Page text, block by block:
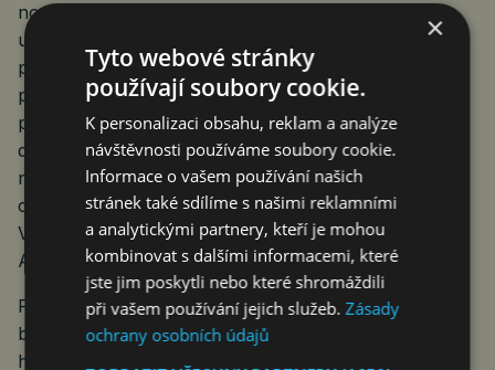
nové, neotřelé způsoby sebeprezentace a chtějí
udělat skvělý první dojem. Zatímco v online
prezentacích jsou si sebou jistí, během osobních
pohovorů se často setkáváme s tím, že se neumějí
prodat. Přestože jsou ochotní pracovat v týmu,
dokonce mají velkou potřebu osobního kontaktu,
neumějí mezi sebou komunikovat. Než by za kolegou
osobně šli, raději mu napíší zprávu,“ všímá si Marcela
Vyskoková, marketingová manažerka agentury
Advantage Consulting.
Předtím, než se o práci začnou ucházet, si svého
budoucího zaměstnavatele nejprve prolustrují. „Při
hledání nové práce jsou velmi ovlivněni online
×
Tyto webové stránky
používají soubory cookie.
K personalizaci obsahu, reklam a analýze
návštěvnosti používáme soubory cookie.
Informace o vašem používání našich
stránek také sdílíme s našimi reklamními
a analytickými partnery, kteří je mohou
kombinovat s dalšími informacemi, které
jste jim poskytli nebo které shromáždili
při vašem používání jejich služeb.Zásady
ochrany osobních údajů